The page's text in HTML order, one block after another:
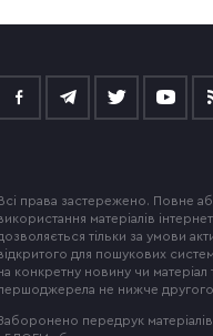
права застережено. Повне
матеріалів
тільки за умови
для пошукових
конкретну новину чи матеріал
не нижче другого
передрук